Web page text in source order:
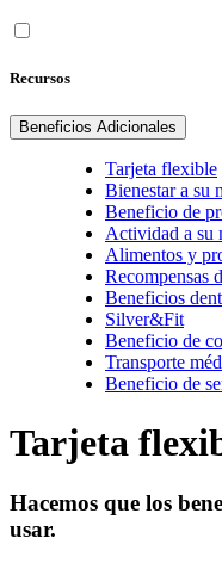
Recursos
Beneficios Adicionales
Tarjeta flexible
Bienestar a su
Beneficio de
Actividad a su
Alimentos y
Recompensas
Beneficios
Silver&Fit
Beneficio de
Transporte
Beneficio de
Tarjeta
Hacemos que los
usar.